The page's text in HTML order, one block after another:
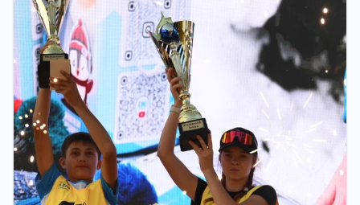
жаттықтырушысы атанды